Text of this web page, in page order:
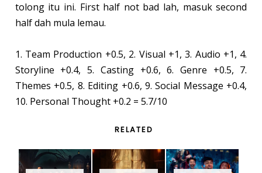
tolong itu ini. First half not bad lah, masuk second
half dah mula lemau.
1. Team Production +0.5, 2. Visual +1, 3. Audio +1, 4.
Storyline +0.4, 5. Casting +0.6, 6. Genre +0.5, 7.
Themes +0.5, 8. Editing +0.6, 9. Social Message +0.4,
10. Personal Thought +0.2 = 5.7/10
RELATED